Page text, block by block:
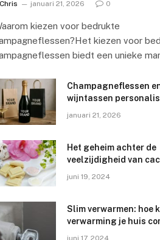
Chris januari 21, 2026 0
kiezen voor bedrukte
kiezen voor
biedt een unieke
Champagneflessen
wijntassen
januari 21, 2026
Het geheim achter de
veelzijdigheid van
juni 19, 2024
Slim verwarmen: hoe
verwarming je huis
juni 17, 2024